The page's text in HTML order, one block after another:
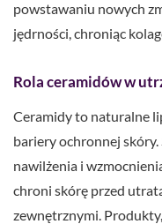
powstawaniu nowych
jędrności, chroniąc
Rola ceramidów w
Ceramidy to naturalne
bariery ochronnej
nawilżenia i
chroni skórę przed
zewnętrznymi.